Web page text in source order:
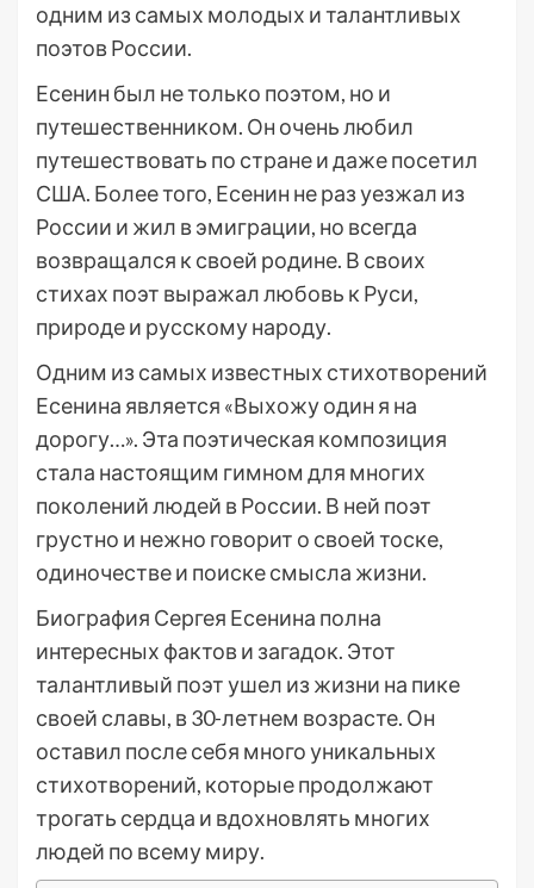
одним из самых молодых и талантливых
поэтов России.
Есенин был не только поэтом, но и
путешественником. Он очень любил
путешествовать по стране и даже посетил
США. Более того, Есенин не раз уезжал из
России и жил в эмиграции, но всегда
возвращался к своей родине. В своих
стихах поэт выражал любовь к Руси,
природе и русскому народу.
Одним из самых известных стихотворений
Есенина является «Выхожу один я на
дорогу…». Эта поэтическая композиция
стала настоящим гимном для многих
поколений людей в России. В ней поэт
грустно и нежно говорит о своей тоске,
одиночестве и поиске смысла жизни.
Биография Сергея Есенина полна
интересных фактов и загадок. Этот
талантливый поэт ушел из жизни на пике
своей славы, в 30-летнем возрасте. Он
оставил после себя много уникальных
стихотворений, которые продолжают
трогать сердца и вдохновлять многих
людей по всему миру.